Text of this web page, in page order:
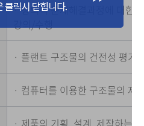
· 창의적 문제해결과정에 대한
강의/수행
· 플랜트 구조물의 건전성 평가
· 컴퓨터를 이용한 구조물의 제
· 제품의 기획, 설계, 제작하는